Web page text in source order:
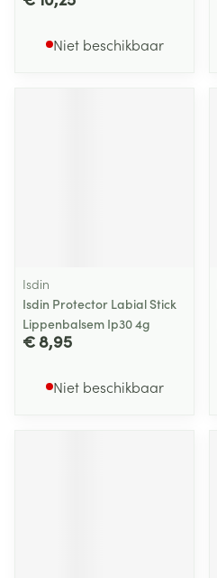
Niet beschikbaar
Isdin
Isdin Protector Labial Stick
Lippenbalsem Ip30 4g
€ 8,95
Niet beschikbaar